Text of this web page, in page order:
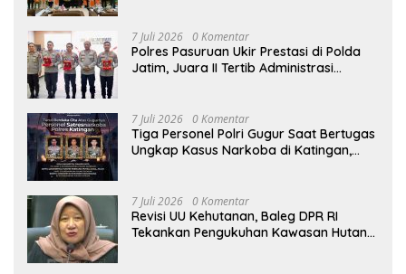
7 Juli 2026 0 Komentar
Polres Pasuruan Ukir Prestasi di Polda
Jatim, Juara II Tertib Administrasi
7 Juli 2026 0 Komentar
Tiga Personel Polri Gugur Saat Bertugas
Ungkap Kasus Narkoba di Katingan,
7 Juli 2026 0 Komentar
Revisi UU Kehutanan, Baleg DPR RI
Tekankan Pengukuhan Kawasan Hutan